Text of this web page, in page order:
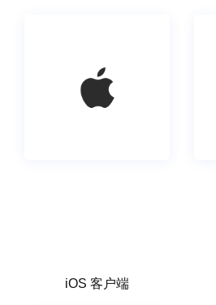
iOS 客户端